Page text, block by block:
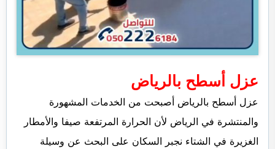
عزل أسطح بالرياض
عزل أسطح بالرياض أصبحت من الخدمات المشهورة
والمنتشرة في الرياض لأن الحرارة المرتفعة صيفا والأمطار
الغزيرة في الشتاء نجبر السكان على البحث عن وسيلة